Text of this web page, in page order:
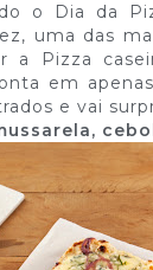
o Dia da
uma das
a Pizza
em
e vai